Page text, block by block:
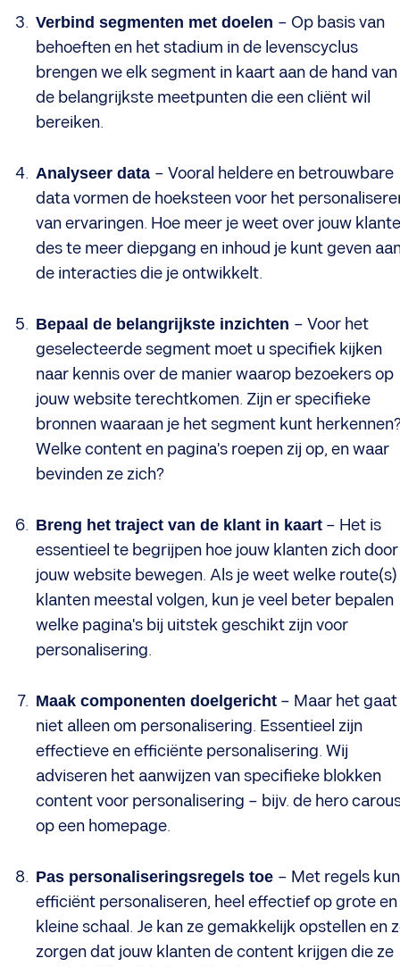
Verbind segmenten met doelen – Op basis van
behoeften en het stadium in de levenscyclus
brengen we elk segment in kaart aan de hand van
de belangrijkste meetpunten die een cliënt wil
bereiken.
Analyseer data – Vooral heldere en betrouwbare
data vormen de hoeksteen voor het
van ervaringen. Hoe meer je weet over jouw
des te meer diepgang en inhoud je kunt geven
de interacties die je ontwikkelt.
Bepaal de belangrijkste inzichten – Voor het
geselecteerde segment moet u specifiek kijken
naar kennis over de manier waarop bezoekers op
jouw website terechtkomen. Zijn er specifieke
bronnen waaraan je het segment kunt
Welke content en pagina's roepen zij op, en waar
bevinden ze zich?
Breng het traject van de klant in kaart – Het is
essentieel te begrijpen hoe jouw klanten zich door
jouw website bewegen. Als je weet welke route(s)
klanten meestal volgen, kun je veel beter bepalen
welke pagina's bij uitstek geschikt zijn voor
personalisering.
Maak componenten doelgericht – Maar het gaat
niet alleen om personalisering. Essentieel zijn
effectieve en efficiënte personalisering. Wij
adviseren het aanwijzen van specifieke blokken
content voor personalisering – bijv. de hero
op een homepage.
Pas personaliseringsregels toe – Met regels
efficiënt personaliseren, heel effectief op grote en
kleine schaal. Je kan ze gemakkelijk opstellen en
zorgen dat jouw klanten de content krijgen die ze